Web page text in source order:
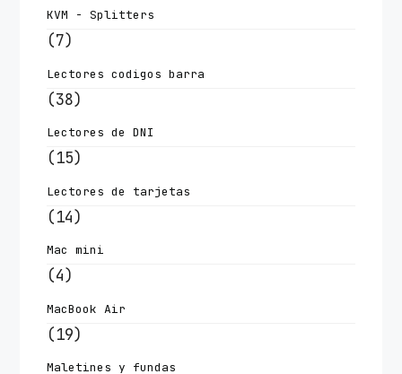
KVM - Splitters
(7)
Lectores codigos barra
(38)
Lectores de DNI
(15)
Lectores de tarjetas
(14)
Mac mini
(4)
MacBook Air
(19)
Maletines y fundas